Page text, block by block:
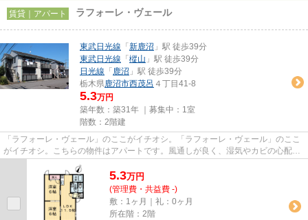
賃貸｜アパート ラフォーレ・ヴェール
東武日光線 「 新鹿沼 」駅 徒歩39分
東武日光線 「 樅山 」駅 徒歩39分
日光線 「 鹿沼 」駅 徒歩39分
栃木県鹿沼市西茂呂 ４丁目41-8
5.3万円
築年数：築31年 ｜募集中： 1室
階数：2階建
「ラフォーレ・ヴェール」のここがイチオシ。「ラフォーレ・ヴェール」のここ
がイチオシ。こちらの物件はアパートです。風通しが良く、湿気やカビの心配が
少ない物件です。鹿沼市より...
5.3万円
(管理費・共益費 -)
敷：1ヶ月｜礼：0ヶ月
所在階：2階